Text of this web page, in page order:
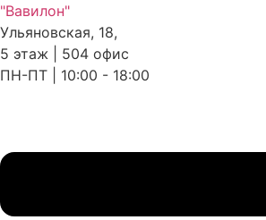
"Вавилон"
Ульяновская, 18,
5 этаж | 504 офис
ПН-ПТ | 10:00 - 18:00